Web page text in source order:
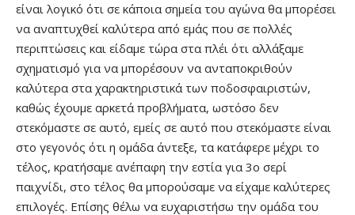
είναι λογικό ότι σε κάποια σημεία του αγώνα θα μπορέσει
να αναπτυχθεί καλύτερα από εμάς που σε πολλές
περιπτώσεις και είδαμε τώρα στα πλέι ότι αλλάξαμε
σχηματισμό για να μπορέσουν να ανταποκριθούν
καλύτερα στα χαρακτηριστικά των ποδοσφαιριστών,
καθώς έχουμε αρκετά προβλήματα, ωστόσο δεν
στεκόμαστε σε αυτό, εμείς σε αυτό που στεκόμαστε είναι
στο γεγονός ότι η ομάδα άντεξε, τα κατάφερε μέχρι το
τέλος, κρατήσαμε ανέπαφη την εστία για 3ο σερί
παιχνίδι, στο τέλος θα μπορούσαμε να είχαμε καλύτερες
επιλογές. Επίσης θέλω να ευχαριστήσω την ομάδα του